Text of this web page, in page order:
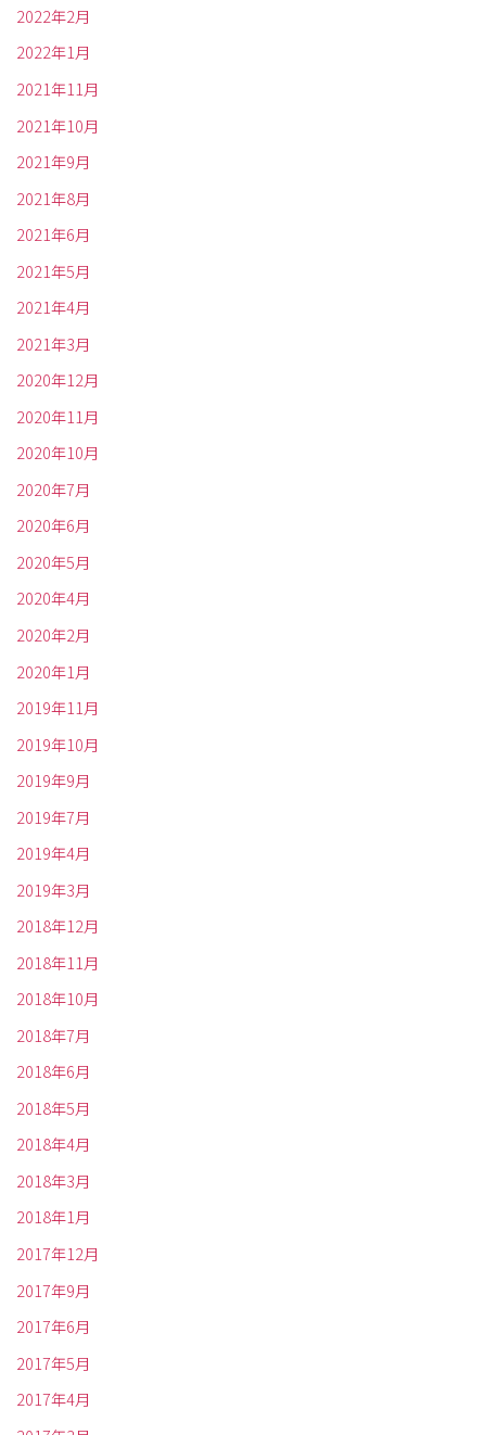
2022年2月
2022年1月
2021年11月
2021年10月
2021年9月
2021年8月
2021年6月
2021年5月
2021年4月
2021年3月
2020年12月
2020年11月
2020年10月
2020年7月
2020年6月
2020年5月
2020年4月
2020年2月
2020年1月
2019年11月
2019年10月
2019年9月
2019年7月
2019年4月
2019年3月
2018年12月
2018年11月
2018年10月
2018年7月
2018年6月
2018年5月
2018年4月
2018年3月
2018年1月
2017年12月
2017年9月
2017年6月
2017年5月
2017年4月